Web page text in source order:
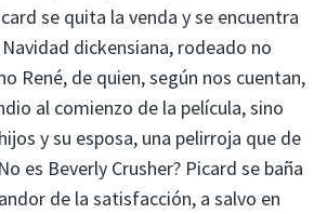
se quita la venda y se encuentra
dickensiana, rodeado no
René, de quien, según nos cuentan,
al comienzo de la película, sino
y su esposa, una pelirroja que de
es Beverly Crusher? Picard se baña
de la satisfacción, a salvo en